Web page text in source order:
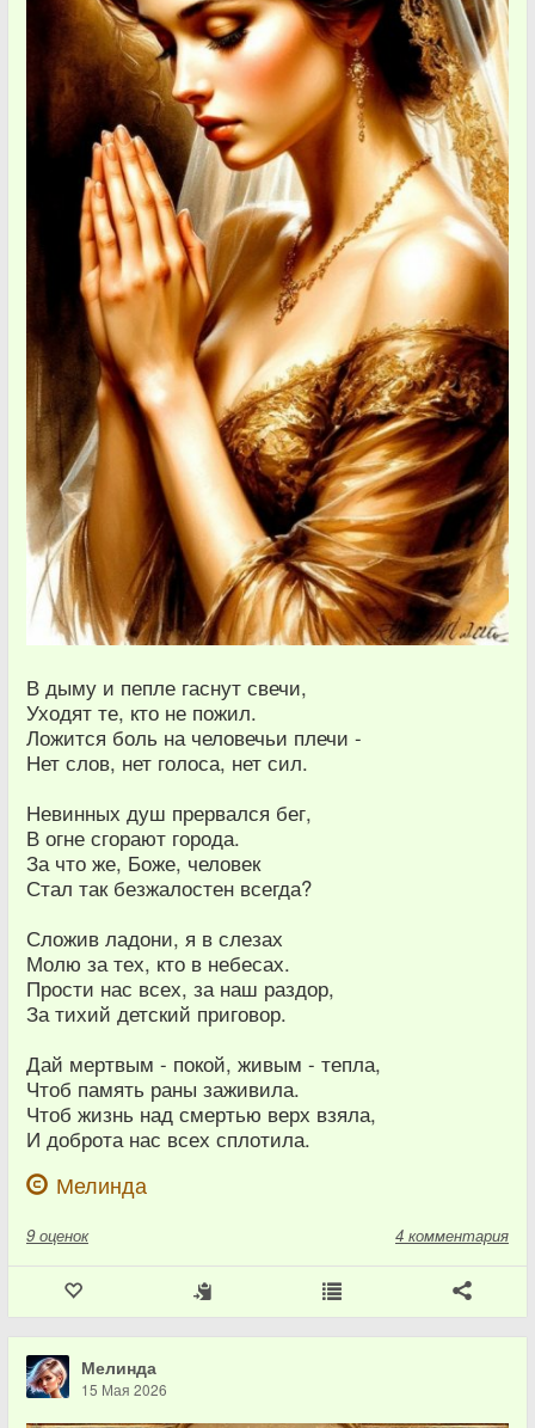
В дыму и пепле гаснут свечи,
Уходят те, кто не пожил.
Ложится боль на человечьи плечи -
Нет слов, нет голоса, нет сил.
Невинных душ прервался бег,
В огне сгорают города.
За что же, Боже, человек
Стал так безжалостен всегда?
Сложив ладони, я в слезах
Молю за тех, кто в небесах.
Прости нас всех, за наш раздор,
За тихий детский приговор.
Дай мертвым - покой, живым - тепла,
Чтоб память раны заживила.
Чтоб жизнь над смертью верх взяла,
И доброта нас всех сплотила.
Мелинда
9 оценок 4 комментария
Мелинда
15 Мая 2026